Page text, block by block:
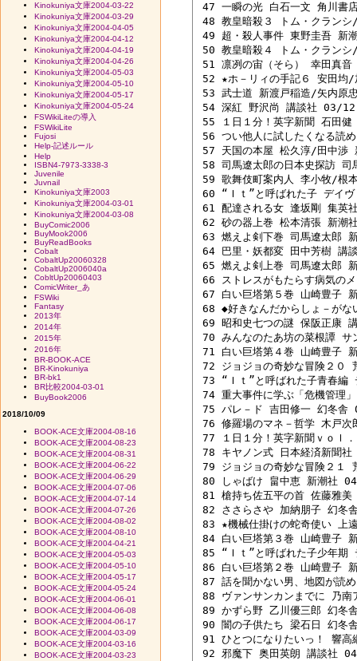
47 一瞬の光 白石一文 角川
48 教皇暗殺３ トム・クラン
49 超・殺人事件 東野圭吾
50 教皇暗殺４ トム・クラン
51 凛冽の宙（そら） 幸田真
52 ★ホ－リィの手記６ 安田
53 武士道 新渡戸稲造/矢内
54 深紅 野沢尚 講談社 03/
55 １日１分！英字新聞 石田
56 つい他人に試したくなる読
57 天国の本屋 松久淳/田中
58 司馬遼太郎の日本史探訪
59 歌舞伎町案内人 李小牧/
60 “Ｉｔ”と呼ばれた子 デイ
61 配達される女 逢坂剛 集
62 砂の器上巻 松本清張 新
63 燃えよ剣下巻 司馬遼太郎
64 巴里・妖都変 田中芳樹
65 燃えよ剣上巻 司馬遼太郎
66 ストレスがもたらす病気
67 白い巨塔第５巻 山崎豊子
68 ◆好きなんだからしょ－が
69 昭和史七つの謎 保阪正康
70 みんなのたあ坊の菜根譚
71 白い巨塔第４巻 山崎豊子
72 ジョジョの奇妙な冒険２
73 “Ｉｔ”と呼ばれた子青春
74 重大事件に学ぶ「危機管
75 パレ－ド 吉田修一 幻冬
76 修羅場のマネ－哲学 木戸
77 １日１分！英字新聞ｖｏ
78 キヤノン式 日本経済新聞
79 ジョジョの奇妙な冒険２
80 しゃばけ 畠中恵 新潮社
81 槍持ち佐五平の首 佐藤雅
82 ささらさや 加納朋子 幻
83 ★機械仕掛けの蛇奇使い
84 白い巨塔第３巻 山崎豊子
85 “Ｉｔ”と呼ばれた子少年期
86 白い巨塔第２巻 山崎豊子
87 話を聞かない男、地図が読
88 ヴァンサンカンまでに 乃
89 かずら野 乙川優三郎 幻
90 闇の子供たち 梁石日 幻
91 ひとつになりたいっ！ 響
92 邪魔下 奥田英朗 講談社
Kinokuniya文庫2004-03-22
Kinokuniya文庫2004-03-29
Kinokuniya文庫2004-04-05
Kinokuniya文庫2004-04-12
Kinokuniya文庫2004-04-19
Kinokuniya文庫2004-04-26
Kinokuniya文庫2004-05-03
Kinokuniya文庫2004-05-10
Kinokuniya文庫2004-05-17
Kinokuniya文庫2004-05-24
FSWikiLiteの導入
FSWikiLite
Fujosi
Help-記述ルール
Help
ISBN4-7973-3338-3
Juvenile
Juvnail
Kinokuniya文庫2003
Kinokuniya文庫2004-03-01
Kinokuniya文庫2004-03-08
BuyComic2006
BuyMook2006
BuyReadBooks
Cobalt
CobaltUp20060328
CobaltUp2006040a
CobltUp20060403
ComicWriter_あ
FSWiki
Fantasy
2013年
2014年
2015年
2016年
BR-BOOK-ACE
BR-Kinokuniya
BR-bk1
BR比較2004-03-01
BuyBook2006
2018/10/09
BOOK-ACE文庫2004-08-16
BOOK-ACE文庫2004-08-23
BOOK-ACE文庫2004-08-31
BOOK-ACE文庫2004-06-22
BOOK-ACE文庫2004-06-29
BOOK-ACE文庫2004-07-06
BOOK-ACE文庫2004-07-14
BOOK-ACE文庫2004-07-26
BOOK-ACE文庫2004-08-02
BOOK-ACE文庫2004-08-10
BOOK-ACE文庫2004-04-21
BOOK-ACE文庫2004-05-03
BOOK-ACE文庫2004-05-10
BOOK-ACE文庫2004-05-17
BOOK-ACE文庫2004-05-24
BOOK-ACE文庫2004-06-01
BOOK-ACE文庫2004-06-08
BOOK-ACE文庫2004-06-17
BOOK-ACE文庫2004-03-09
BOOK-ACE文庫2004-03-16
BOOK-ACE文庫2004-03-23